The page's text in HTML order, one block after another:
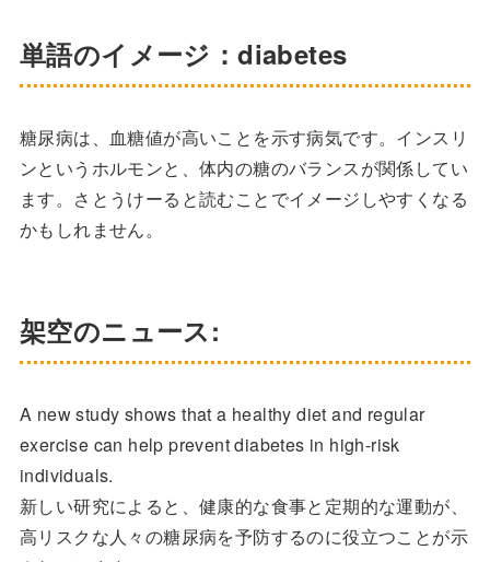
単語のイメージ：diabetes
糖尿病は、血糖値が高いことを示す病気です。インスリ
ンというホルモンと、体内の糖のバランスが関係してい
ます。さとうけーると読むことでイメージしやすくなる
かもしれません。
架空のニュース:
A new study shows that a healthy diet and regular
exercise can help prevent diabetes in high-risk
individuals.
新しい研究によると、健康的な食事と定期的な運動が、
高リスクな人々の糖尿病を予防するのに役立つことが示